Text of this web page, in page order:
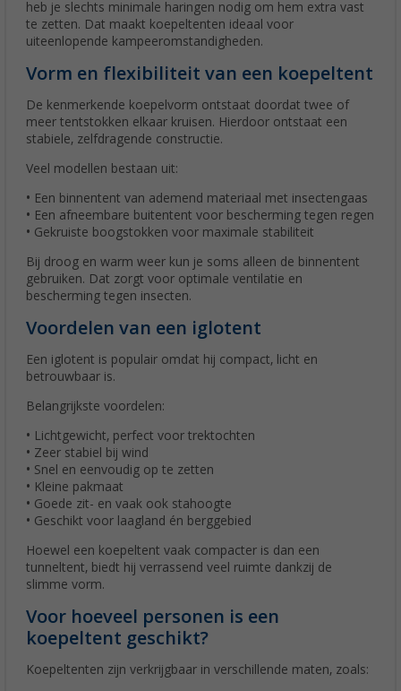
heb je slechts minimale haringen nodig om hem extra vast
te zetten. Dat maakt koepeltenten ideaal voor
uiteenlopende kampeeromstandigheden.
Vorm en flexibiliteit van een koepeltent
De kenmerkende koepelvorm ontstaat doordat twee of
meer tentstokken elkaar kruisen. Hierdoor ontstaat een
stabiele, zelfdragende constructie.
Veel modellen bestaan uit:
• Een binnentent van ademend materiaal met insectengaas
• Een afneembare buitentent voor bescherming tegen regen
• Gekruiste boogstokken voor maximale stabiliteit
Bij droog en warm weer kun je soms alleen de binnentent
gebruiken. Dat zorgt voor optimale ventilatie en
bescherming tegen insecten.
Voordelen van een iglotent
Een iglotent is populair omdat hij compact, licht en
betrouwbaar is.
Belangrijkste voordelen:
• Lichtgewicht, perfect voor trektochten
• Zeer stabiel bij wind
• Snel en eenvoudig op te zetten
• Kleine pakmaat
• Goede zit- en vaak ook stahoogte
• Geschikt voor laagland én berggebied
Hoewel een koepeltent vaak compacter is dan een
tunneltent, biedt hij verrassend veel ruimte dankzij de
slimme vorm.
Voor hoeveel personen is een
koepeltent geschikt?
Koepeltenten zijn verkrijgbaar in verschillende maten, zoals: